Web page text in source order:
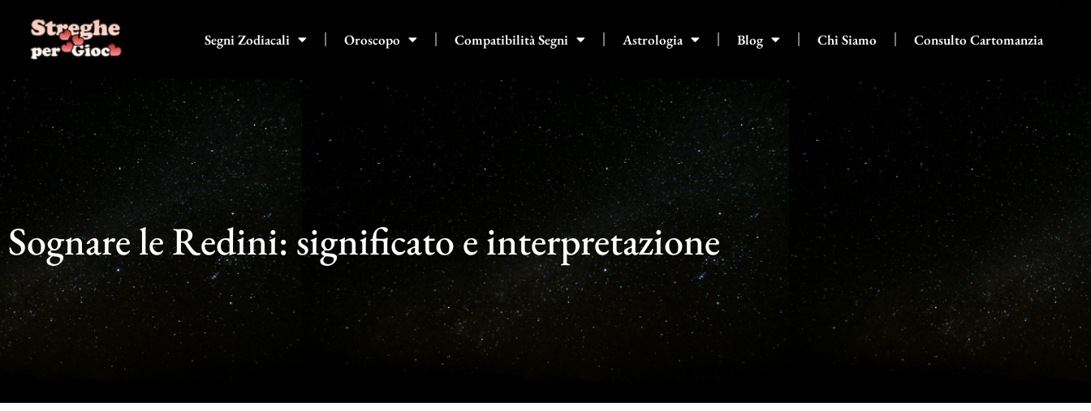
contenuto
Segni Zodiacali Oroscopo Compatibilità Segni Astrologia Blog Chi Siamo Consulto Cartomanzia
Sognare le Redini: significato e interpretazione